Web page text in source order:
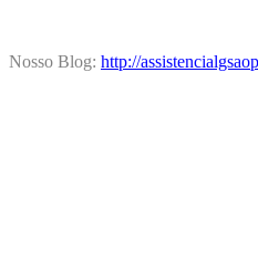
Nosso Blog: http://